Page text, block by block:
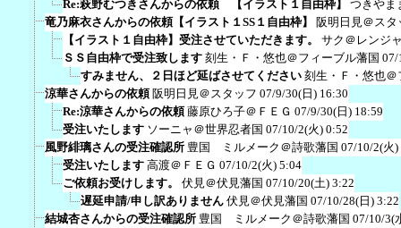
Re:萩野むつきさんからの依頼 【イラスト１自由枠】
つきやま
竜乃麻衣さんからの依頼【イラスト１SS１自由枠】
阪明日見＠スタ
【イラスト１自由枠】受注させていただきます。
サク＠レンジ
ＳＳ自由枠で受注致します 刻生・Ｆ・悠也＠フィーブル藩国 07/
すみません、２日ほど延ばさせてください 刻生・Ｆ・悠也
涼華さんからの依頼 阪明日見＠スタッフ 07/9/30(日) 16:30
Re:涼華さんからの依頼 藤原ひろ子＠ＦＥＧ 07/9/30(日) 18:59
受注いたします ソーニャ＠世界忍者国 07/10/2(火) 0:52
風野緋璃さんの受注確認所 豊国 ミルメーク＠詩歌藩国 07/10/2(火)
受注いたします 高渡＠ＦＥＧ 07/10/2(火) 5:04
ご依頼お受けします。
伏見＠伏見藩国 07/10/20(土) 3:22
遅延申請/申し訳ありません 伏見＠伏見藩国 07/10/28(日) 3:22
結城杏さんからの受注確認所 豊国 ミルメーク＠詩歌藩国 07/10/3(